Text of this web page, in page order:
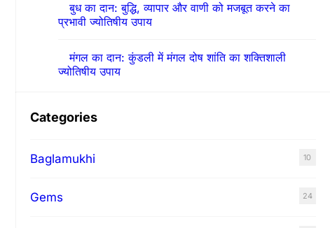
बुध का दान: बुद्धि, व्यापार और वाणी को मजबूत करने का
प्रभावी ज्योतिषीय उपाय
मंगल का दान: कुंडली में मंगल दोष शांति का शक्तिशाली
ज्योतिषीय उपाय
Categories
Baglamukhi 10
Gems 24